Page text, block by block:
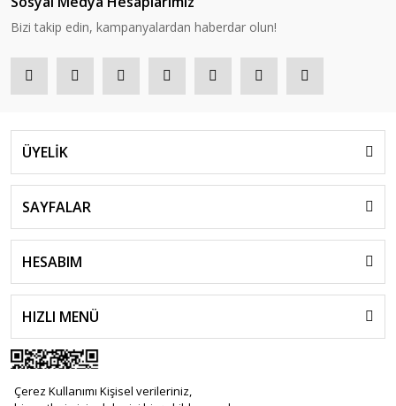
Çerez Kullanımı Kişisel verileriniz,
Bizi takip edin, kampanyalardan haberdar olun!
ÜYELİK
SAYFALAR
HESABIM
HIZLI MENÜ